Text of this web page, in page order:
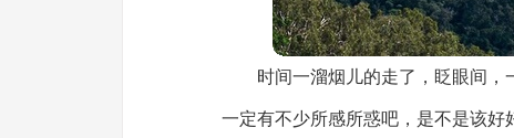
时间一溜烟儿的走了，眨眼间
一定有不少所感所惑吧，是不是该